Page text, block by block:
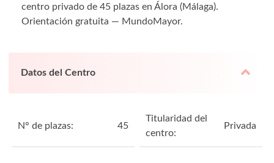
centro privado de 45 plazas en Álora (Málaga).
Orientación gratuita — MundoMayor.
Datos del Centro
N° de plazas: 45
Titularidad del
centro:
Privada